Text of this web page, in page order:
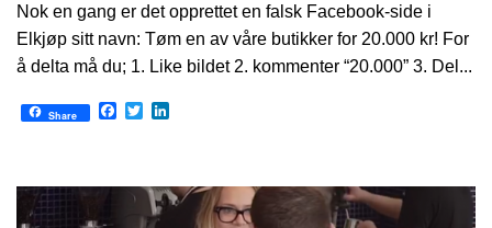
Nok en gang er det opprettet en falsk Facebook-side i
Elkjøp sitt navn: Tøm en av våre butikker for 20.000 kr! For
å delta må du; 1. Like bildet 2. kommenter “20.000” 3. Del...
Share Facebook
Twitter